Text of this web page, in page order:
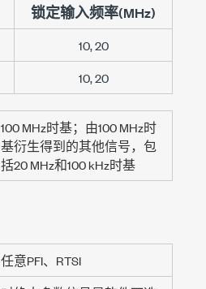
锁定输入频率(MHz)
10, 20
10, 20
100 MHz时基；由100 MHz时
基衍生得到的其他信号，包
括20 MHz和100 kHz时基
任意PFI、RTSI